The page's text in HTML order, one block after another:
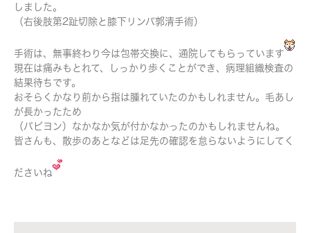
しました。
（右後肢第2趾切除と膝下リンパ郭清手術）
手術は、無事終わり今は包帯交換に、通院してもらっています
現在は痛みもとれて、しっかり歩くことができ、病理組織検査の
結果待ちです。
おそらくかなり前から指は腫れていたのかもしれません。毛あし
が長かったため
（パピヨン）なかなか気が付かなかったのかもしれませんね。
皆さんも、散歩のあとなどは足先の確認を怠らないようにしてく
ださいね